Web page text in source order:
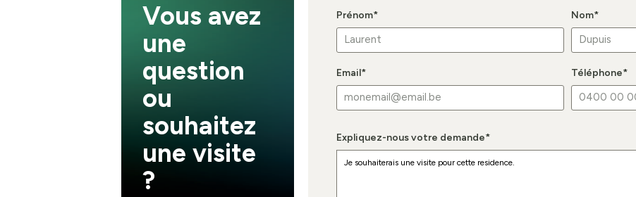
Vous avez
une
question
ou
souhaitez
une visite
?
Prénom* Nom*
Email* Téléphone*
Expliquez-nous votre demande*